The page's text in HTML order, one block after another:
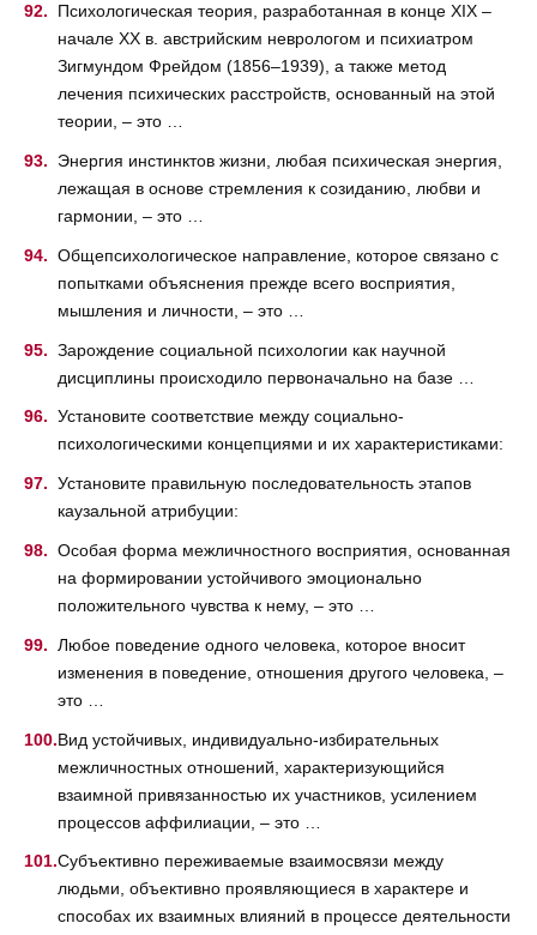
Психологическая теория, разработанная в конце XIX –
начале XX в. австрийским неврологом и психиатром
Зигмундом Фрейдом (1856–1939), а также метод
лечения психических расстройств, основанный на этой
теории, – это …
Энергия инстинктов жизни, любая психическая энергия,
лежащая в основе стремления к созиданию, любви и
гармонии, – это …
Общепсихологическое направление, которое связано с
попытками объяснения прежде всего восприятия,
мышления и личности, – это …
Зарождение социальной психологии как научной
дисциплины происходило первоначально на базе …
Установите соответствие между социально-
психологическими концепциями и их характеристиками:
Установите правильную последовательность этапов
каузальной атрибуции:
Особая форма межличностного восприятия, основанная
на формировании устойчивого эмоционально
положительного чувства к нему, – это …
Любое поведение одного человека, которое вносит
изменения в поведение, отношения другого человека, –
это …
Вид устойчивых, индивидуально-избирательных
межличностных отношений, характеризующийся
взаимной привязанностью их участников, усилением
процессов аффилиации, – это …
Субъективно переживаемые взаимосвязи между
людьми, объективно проявляющиеся в характере и
способах их взаимных влияний в процессе деятельности